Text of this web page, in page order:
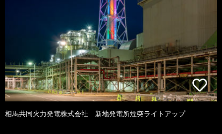
相馬共同火力発電株式会社 新地発電所煙突ライトアップ